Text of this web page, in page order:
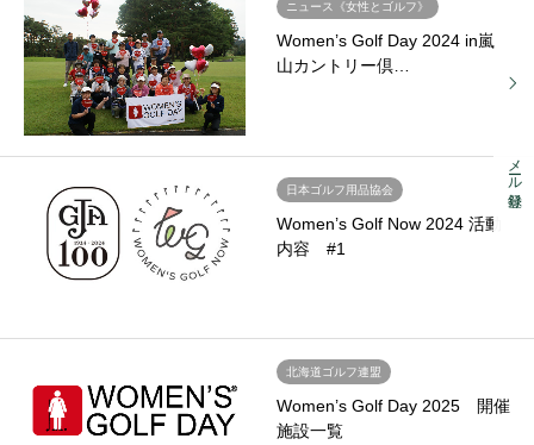
ニュース《女性とゴルフ》
Women’s Golf Day 2024 in嵐
山カントリー倶…
日本ゴルフ用品協会
Women’s Golf Now 2024 活動
内容 #1
北海道ゴルフ連盟
Women’s Golf Day 2025 開催
施設一覧
メール登録